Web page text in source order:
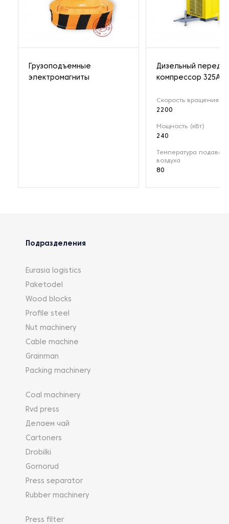
Грузоподъемные
электромагниты
Дизельный
компрессор 325A
Скорость вращения
2200
Мощность (кВт)
240
Температура
воздуха
80
Подразделения
Eurasia logistics
Paketodel
Wood blocks
Profile steel
Nut machinery
Cable machine
Grainman
Packing machinery
Coal machinery
Rvd press
Делаем чай
Cartoners
Drobilki
Gornorud
Press separator
Rubber machinery
Press filter